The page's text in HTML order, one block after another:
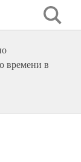
времени в